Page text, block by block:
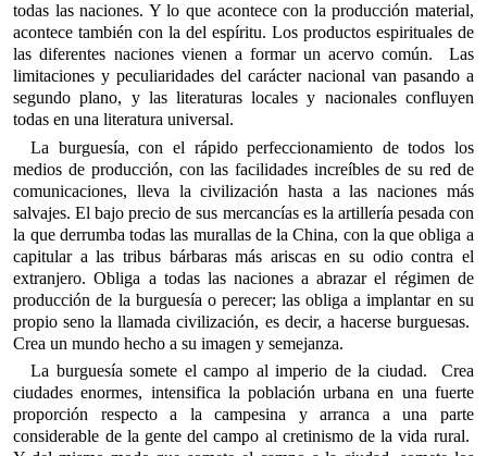
todas las naciones. Y lo que acontece con la producción material,
acontece también con la del espíritu. Los productos espirituales de
las diferentes naciones vienen a formar un acervo común. Las
limitaciones y peculiaridades del carácter nacional van pasando a
segundo plano, y las literaturas locales y nacionales confluyen
todas en una literatura universal.
La burguesía, con el rápido perfeccionamiento de todos los
medios de producción, con las facilidades increíbles de su red de
comunicaciones, lleva la civilización hasta a las naciones más
salvajes. El bajo precio de sus mercancías es la artillería pesada con
la que derrumba todas las murallas de la China, con la que obliga a
capitular a las tribus bárbaras más ariscas en su odio contra el
extranjero. Obliga a todas las naciones a abrazar el régimen de
producción de la burguesía o perecer; las obliga a implantar en su
propio seno la llamada civilización, es decir, a hacerse burguesas.
Crea un mundo hecho a su imagen y semejanza.
La burguesía somete el campo al imperio de la ciudad. Crea
ciudades enormes, intensifica la población urbana en una fuerte
proporción respecto a la campesina y arranca a una parte
considerable de la gente del campo al cretinismo de la vida rural.